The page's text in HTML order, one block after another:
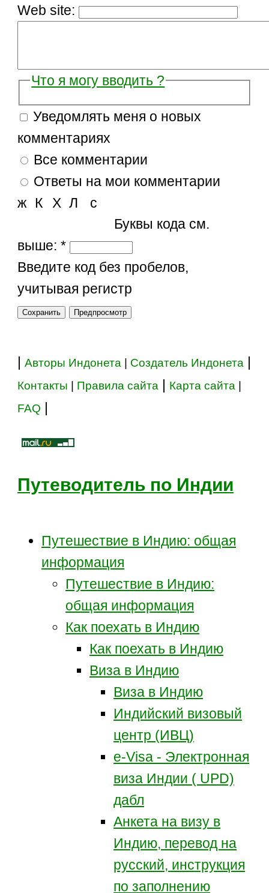
Web site:
Что я могу вводить ?
Уведомлять меня о новых
комментариях
Все комментарии
Ответы на мои комментарии
ж К Х с
Л
Буквы кода см.
выше:*
Введите код без пробелов,
учитывая регистр
|Авторы Индонета | Создатель Индонета |
Контакты | Правила сайта | Карта сайта |
FAQ |
Путеводитель по Индии
Путешествие в Индию: общая
информация
Путешествие в Индию:
общая информация
Как поехать в Индию
Как поехать в Индию
Виза в Индию
Виза в Индию
Индийский визовый
центр (ИВЦ)
e-Visa - Электронная
виза Индии ( UPD)
дабл
Анкета на визу в
Индию, перевод на
русский, инструкция
по заполнению